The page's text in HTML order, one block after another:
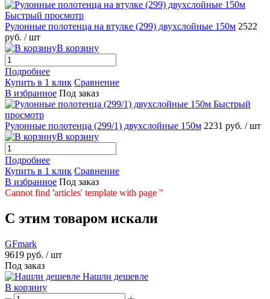
Быстрый просмотр
Рулонные полотенца на втулке (299) двухслойные 150м 2522
руб. / шт
В корзину
Подробнее
Купить в 1 клик Сравнение
В избранное Под заказ
Быстрый
просмотр
Рулонные полотенца (299/1) двухслойные 150м 2231 руб. / шт
В корзину
Подробнее
Купить в 1 клик Сравнение
В избранное Под заказ
Cannot find 'articles' template with page ''
C этим товаром искали
GFmark
9619 руб. / шт
Под заказ
Нашли дешевле
В корзину